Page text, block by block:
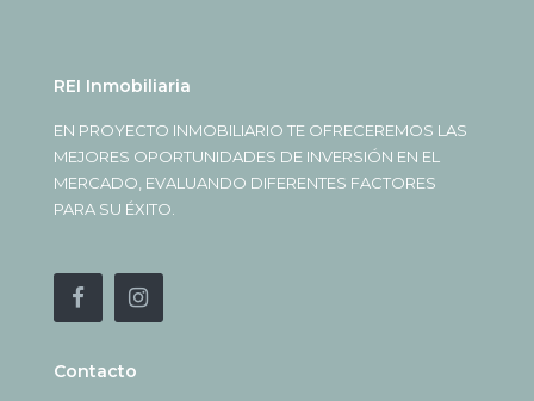
REI Inmobiliaria
EN PROYECTO INMOBILIARIO TE OFRECEREMOS LAS
MEJORES OPORTUNIDADES DE INVERSIÓN EN EL
MERCADO, EVALUANDO DIFERENTES FACTORES
PARA SU ÉXITO.
Contacto